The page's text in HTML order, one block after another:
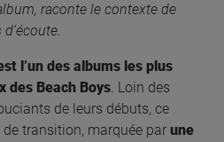
raconte le contexte de
l’un des albums les plus
des Beach Boys. Loin des
de leurs débuts, ce
transition, marquée par une